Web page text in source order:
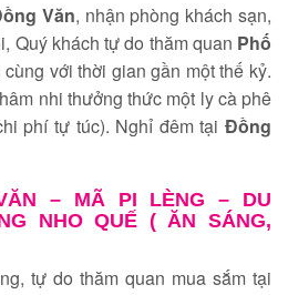
Văn, nhận phòng khách sạn,
Quý khách tự do thăm quan Phố
với thời gian gần một thế kỷ.
nhi thưởng thức một ly cà phê
phí tự túc). Nghỉ đêm tại Đồng
– MÃ PI LÈNG – DU
NHO QUẾ ( ĂN SÁNG,
tự do thăm quan mua sắm tại